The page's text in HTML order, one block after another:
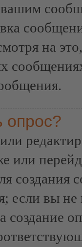
на
опрос?
или
создания
если вы
создание